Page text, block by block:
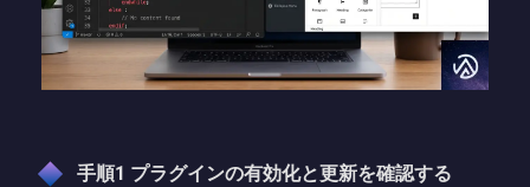
手順1 プラグインの有効化と更新を確認する